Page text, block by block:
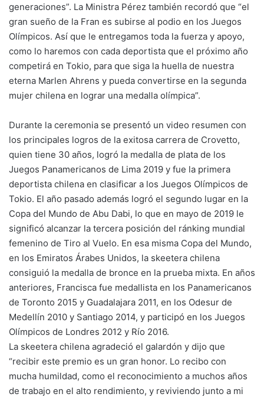
generaciones”. La Ministra Pérez también recordó que “el
gran sueño de la Fran es subirse al podio en los Juegos
Olímpicos. Así que le entregamos toda la fuerza y apoyo,
como lo haremos con cada deportista que el próximo año
competirá en Tokio, para que siga la huella de nuestra
eterna Marlen Ahrens y pueda convertirse en la segunda
mujer chilena en lograr una medalla olímpica”.
Durante la ceremonia se presentó un video resumen con
los principales logros de la exitosa carrera de Crovetto,
quien tiene 30 años, logró la medalla de plata de los
Juegos Panamericanos de Lima 2019 y fue la primera
deportista chilena en clasificar a los Juegos Olímpicos de
Tokio. El año pasado además logró el segundo lugar en la
Copa del Mundo de Abu Dabi, lo que en mayo de 2019 le
significó alcanzar la tercera posición del ránking mundial
femenino de Tiro al Vuelo. En esa misma Copa del Mundo,
en los Emiratos Árabes Unidos, la skeetera chilena
consiguió la medalla de bronce en la prueba mixta. En años
anteriores, Francisca fue medallista en los Panamericanos
de Toronto 2015 y Guadalajara 2011, en los Odesur de
Medellín 2010 y Santiago 2014, y participó en los Juegos
Olímpicos de Londres 2012 y Río 2016.
La skeetera chilena agradeció el galardón y dijo que
“recibir este premio es un gran honor. Lo recibo con
mucha humildad, como el reconocimiento a muchos años
de trabajo en el alto rendimiento, y reviviendo junto a mi